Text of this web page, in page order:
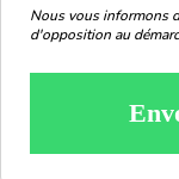
Nous vous informons
d'opposition au